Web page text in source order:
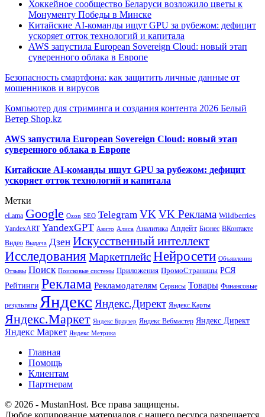
Хоккейное сообщество Беларуси возложило цветы к
Монументу Победы в Минске
Китайские AI-команды ищут GPU за рубежом: дефицит
ускоряет отток технологий и капитала
AWS запустила European Sovereign Cloud: новый этап
суверенного облака в Европе
Безопасность смартфона: как защитить личные данные от
мошенников и вирусов
Компьютер для стриминга и создания контента 2026 Белый
Ветер Shop.kz
AWS запустила European Sovereign Cloud: новый этап
суверенного облака в Европе
Китайские AI-команды ищут GPU за рубежом: дефицит
ускоряет отток технологий и капитала
Метки
eLama Google Ozon SEO Telegram VK VK Реклама Wildberries
YandexART YandexGPT Авито Алиса Аналитика Апдейт Бизнес ВКонтакте
Видео Выдача Дзен Искусственный интеллект
Исследования МаркетплейсНейросети Объявления
Отзывы Поиск Поисковые системы Приложения ПромоСтраницы РСЯ
Рейтинги Реклама Рекламодателям Сервисы Товары Финансовые
результаты Яндекс Яндекс.Директ Яндекс.Карты
Яндекс.Маркет Яндекс Браузер Яндекс Вебмастер Яндекс Директ
Яндекс Маркет Яндекс Метрика
Главная
Помощь
Клиентам
Партнерам
© 2026 - MustanHost. Все права защищены.
Любое копирование материалов с нашего ресурса разрешается